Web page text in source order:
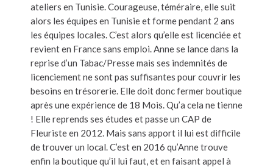
ateliers en Tunisie. Courageuse, téméraire, elle suit
alors les équipes en Tunisie et forme pendant 2 ans
les équipes locales. C’est alors qu’elle est licenciée et
revient en France sans emploi. Anne se lance dans la
reprise d’un Tabac/Presse mais ses indemnités de
licenciement ne sont pas suffisantes pour couvrir les
besoins en trésorerie. Elle doit donc fermer boutique
après une expérience de 18 Mois. Qu’a cela ne tienne
! Elle reprends ses études et passe un CAP de
Fleuriste en 2012. Mais sans apport il lui est difficile
de trouver un local. C’est en 2016 qu’Anne trouve
enfin la boutique qu’il lui faut, et en faisant appel à